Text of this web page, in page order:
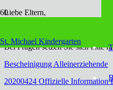
St. Michael Kindergarten
Liebe Eltern,
Bei Fragen setzen Sie sich bitte
Bescheinigung Alleinerziehende
20200424 Offizielle Information